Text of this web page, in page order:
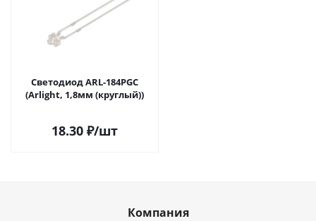
Светодиод ARL-184PGC
(Arlight, 1,8мм (круглый))
18.30 ₽/шт
Компания